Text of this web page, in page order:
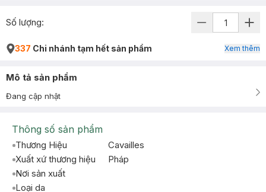
Số lượng:
337 Chi nhánh tạm hết sản phẩm Xem thêm
Mô tả sản phẩm
Đang cập nhật
Thông số sản phẩm
Thương Hiệu
Cavailles
Xuất xứ thương hiệu
Pháp
Nơi sản xuất
Loại da